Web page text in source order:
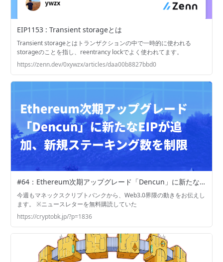
EIP1153 : Transient storageとは
Transient storageとはトランザクションの中で一時的に使われる
storageのことを指し、reentrancy lockでよく使われてます。
https://zenn.dev/0xywzx/articles/daa00b8827bbd0
#64：Ethereum次期アップグレード「Dencun」に新たなEIPが追加、新規ステーキング数を制限 - マネックスクリプトバンク株式会社
今週もマネックスクリプトバンクから、Web3.0界隈の動きをお伝えし
ます。 ※ニュースレターを無料購読していた
https://cryptobk.jp/?p=1836